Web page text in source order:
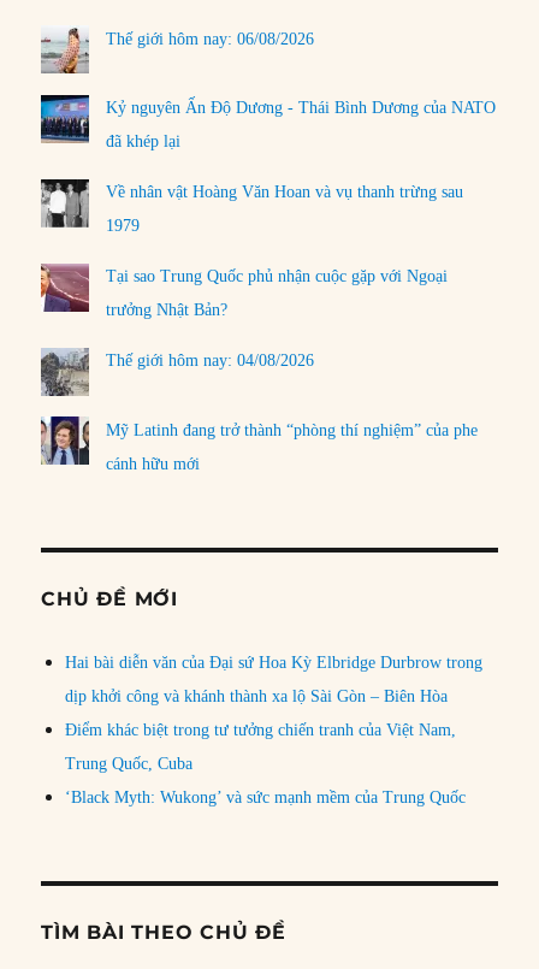
Thế giới hôm nay: 06/08/2026
Kỷ nguyên Ấn Độ Dương - Thái Bình Dương của NATO
đã khép lại
Về nhân vật Hoàng Văn Hoan và vụ thanh trừng sau
1979
Tại sao Trung Quốc phủ nhận cuộc gặp với Ngoại
trưởng Nhật Bản?
Thế giới hôm nay: 04/08/2026
Mỹ Latinh đang trở thành “phòng thí nghiệm” của phe
cánh hữu mới
CHỦ ĐỀ MỚI
Hai bài diễn văn của Đại sứ Hoa Kỳ Elbridge Durbrow trong
dịp khởi công và khánh thành xa lộ Sài Gòn – Biên Hòa
Điểm khác biệt trong tư tưởng chiến tranh của Việt Nam,
Trung Quốc, Cuba
‘Black Myth: Wukong’ và sức mạnh mềm của Trung Quốc
TÌM BÀI THEO CHỦ ĐỀ